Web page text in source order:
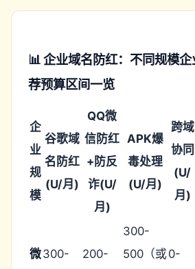
📊 企业域名防红：不同规模
荐预算区间一览
企
业
规
模
谷歌域
名防红
(U/月)
QQ微
信防红
+防反
诈(U/
月)
APK爆
毒处理
(U/月)
跨域
协同
(U/
月)
微300-
200-
300-
500（或 0-